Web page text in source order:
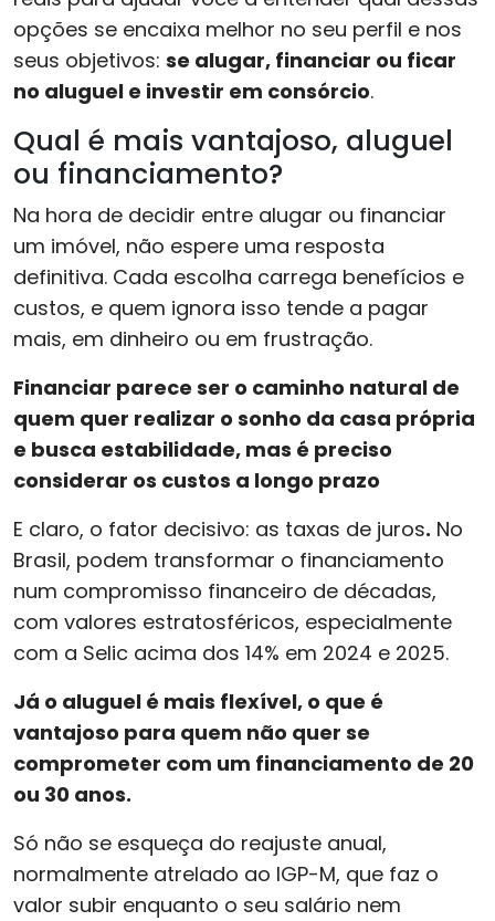
opções se encaixa melhor no seu perfil e nos
seus objetivos: se alugar, financiar ou ficar
no aluguel e investir em consórcio.
Qual é mais vantajoso, aluguel
ou financiamento?
Na hora de decidir entre alugar ou financiar
um imóvel, não espere uma resposta
definitiva. Cada escolha carrega benefícios e
custos, e quem ignora isso tende a pagar
mais, em dinheiro ou em frustração.
Financiar parece ser o caminho natural de
quem quer realizar o sonho da casa própria
e busca estabilidade, mas é preciso
considerar os custos a longo prazo
E claro, o fator decisivo: as taxas de juros. No
Brasil, podem transformar o financiamento
num compromisso financeiro de décadas,
com valores estratosféricos, especialmente
com a Selic acima dos 14% em 2024 e 2025.
Já o aluguel é mais flexível, o que é
vantajoso para quem não quer se
comprometer com um financiamento de 20
ou 30 anos.
Só não se esqueça do reajuste anual,
normalmente atrelado ao IGP-M, que faz o
valor subir enquanto o seu salário nem